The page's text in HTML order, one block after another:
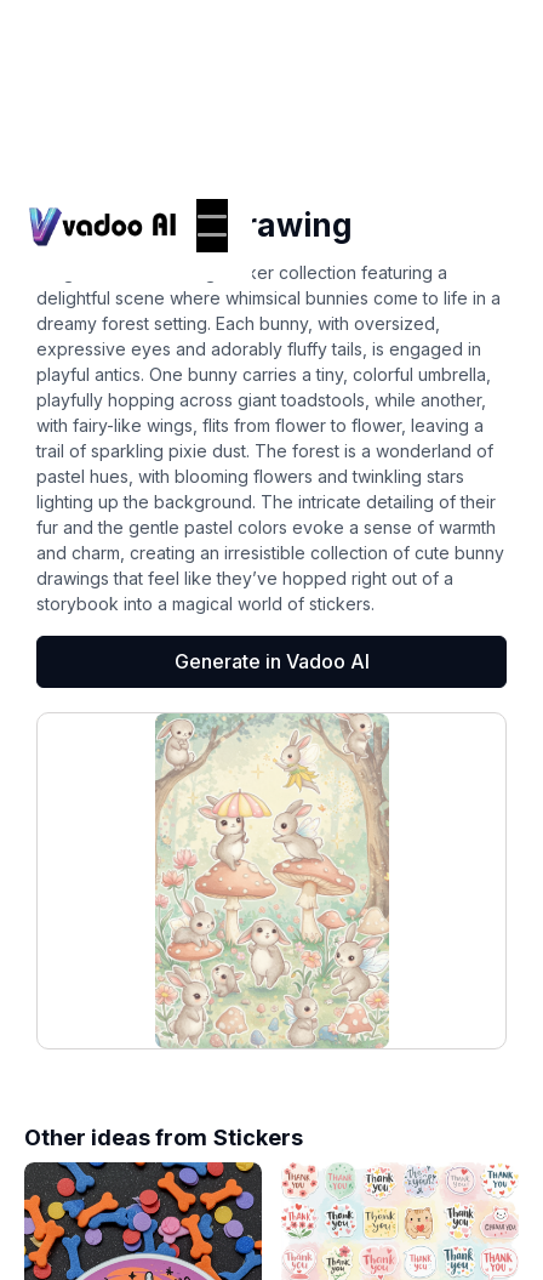
cute bunny drawing
Imagine an enchanting sticker collection featuring a
delightful scene where whimsical bunnies come to life in a
dreamy forest setting. Each bunny, with oversized,
expressive eyes and adorably fluffy tails, is engaged in
playful antics. One bunny carries a tiny, colorful umbrella,
playfully hopping across giant toadstools, while another,
with fairy-like wings, flits from flower to flower, leaving a
trail of sparkling pixie dust. The forest is a wonderland of
pastel hues, with blooming flowers and twinkling stars
lighting up the background. The intricate detailing of their
fur and the gentle pastel colors evoke a sense of warmth
and charm, creating an irresistible collection of cute bunny
drawings that feel like they’ve hopped right out of a
storybook into a magical world of stickers.
Generate in Vadoo AI
Other ideas from Stickers